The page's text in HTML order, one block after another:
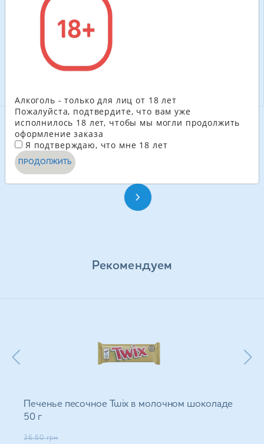
100.80
В КОРЗИНУ
СМОТРЕТЬ ЕЩЁ
Рекомендуем
Печенье песочное Twix в молочном шоколаде
50 г
36.60 грн
Алкоголь - только для лиц от 18 лет
Пожалуйста, подтвердите, что вам уже
исполнилось 18 лет, чтобы мы могли продолжить
оформление заказа
Я подтверждаю, что мне 18 лет
ПРОДОЛЖИТЬ